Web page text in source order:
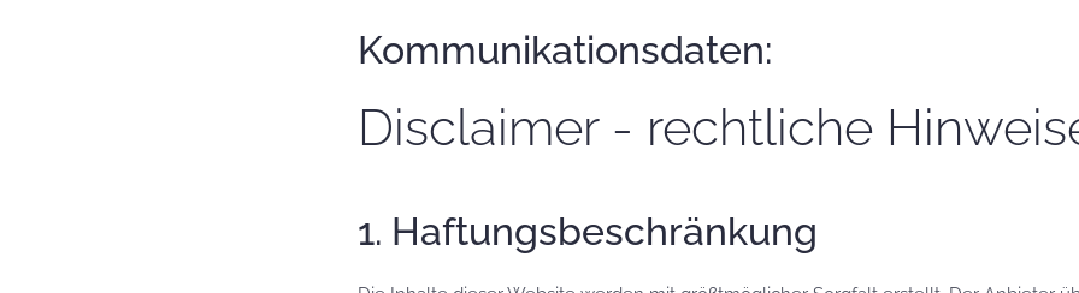
Kommunikationsdaten:
Disclaimer - rechtliche
1. Haftungsbeschränkung